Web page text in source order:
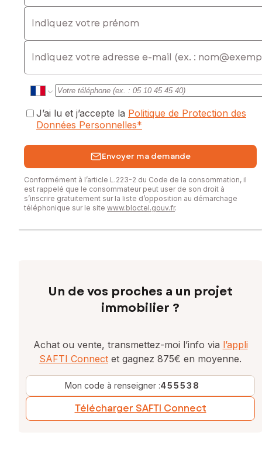
Indiquez votre prénom
E-mail
J’ai lu et j’accepte la Politique de Protection des
Données Personnelles*
Envoyer ma demande
Conformément à l’article L.223-2 du Code de la consommation, il
est rappelé que le consommateur peut user de son droit à
s’inscrire gratuitement sur la liste d’opposition au démarchage
téléphonique sur le site www.bloctel.gouv.fr.
Un de vos proches a un projet
immobilier ?
Achat ou vente, transmettez-moi l’info via l’appli
SAFTI Connect et gagnez 875€ en moyenne.
Mon code à renseigner :455538
Télécharger SAFTI Connect